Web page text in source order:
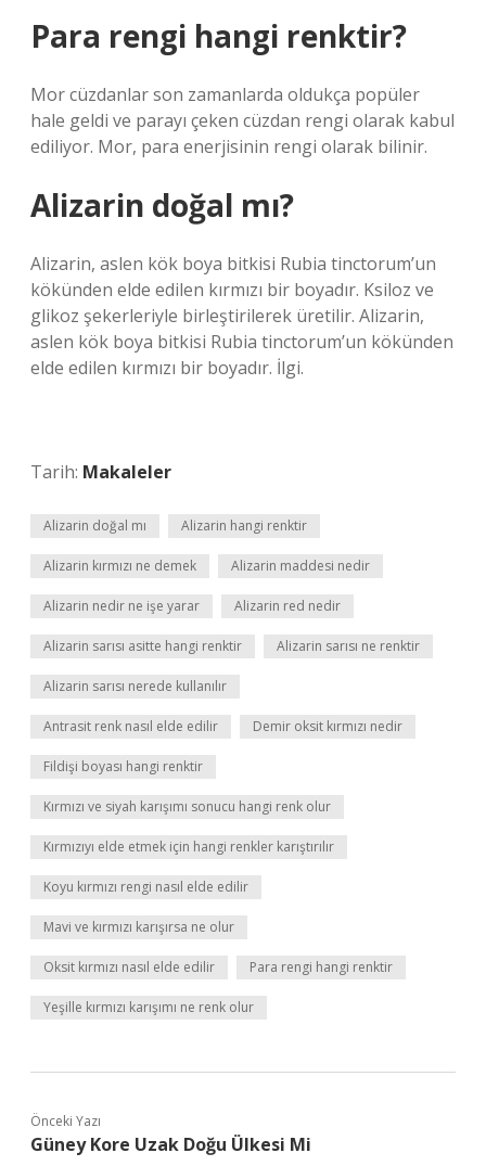
Para rengi hangi renktir?
Mor cüzdanlar son zamanlarda oldukça popüler
hale geldi ve parayı çeken cüzdan rengi olarak kabul
ediliyor. Mor, para enerjisinin rengi olarak bilinir.
Alizarin doğal mı?
Alizarin, aslen kök boya bitkisi Rubia tinctorum’un
kökünden elde edilen kırmızı bir boyadır. Ksiloz ve
glikoz şekerleriyle birleştirilerek üretilir. Alizarin,
aslen kök boya bitkisi Rubia tinctorum’un kökünden
elde edilen kırmızı bir boyadır. İlgi.
Tarih: Makaleler
Alizarin doğal mı Alizarin hangi renktir
Alizarin kırmızı ne demek Alizarin maddesi nedir
Alizarin nedir ne işe yarar Alizarin red nedir
Alizarin sarısı asitte hangi renktir Alizarin sarısı ne renktir
Alizarin sarısı nerede kullanılır
Antrasit renk nasıl elde edilir Demir oksit kırmızı nedir
Fildişi boyası hangi renktir
Kırmızı ve siyah karışımı sonucu hangi renk olur
Kırmızıyı elde etmek için hangi renkler karıştırılır
Koyu kırmızı rengi nasıl elde edilir
Mavi ve kırmızı karışırsa ne olur
Oksit kırmızı nasıl elde edilir Para rengi hangi renktir
Yeşille kırmızı karışımı ne renk olur
Önceki Yazı
Güney Kore Uzak Doğu Ülkesi Mi